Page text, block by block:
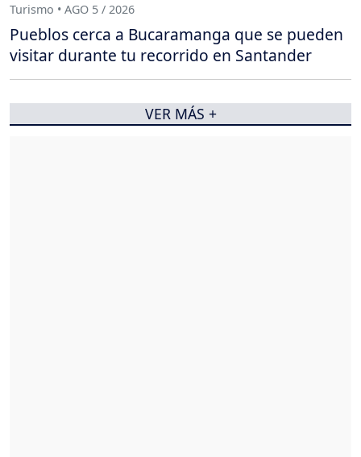
Turismo • AGO 5 / 2026
Pueblos cerca a Bucaramanga que se pueden
visitar durante tu recorrido en Santander
VER MÁS +